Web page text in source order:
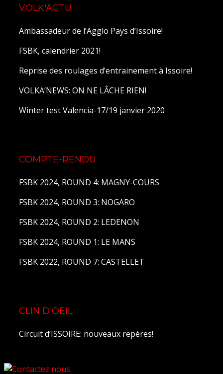
VOLK'ACTU
Ambassadeur de l’Agglo Pays d’Issoire!
FSBK, calendrier 2021!
Reprise des roulages d’entrainement à Issoire!
VOLKA’NEWS: ON NE LÂCHE RIEN!
Winter test Valencia-17/19 janvier 2020
COMPTE-RENDU
FSBK 2024, ROUND 4: MAGNY-COURS
FSBK 2024, ROUND 3: NOGARO
FSBK 2024, ROUND 2: LEDENON
FSBK 2024, ROUND 1: LE MANS
FSBK 2022, ROUND 7: CASTELLET
CLIN D'OEIL
Circuit d’ISSOIRE: nouveaux repères!